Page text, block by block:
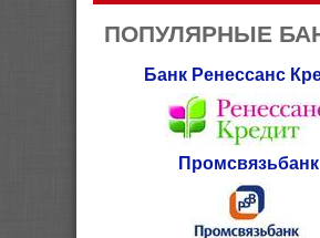
ПОПУЛЯРНЫЕ
Банк Ренессанс
Промсвязьбанк